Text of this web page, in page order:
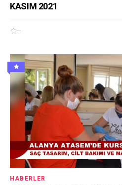
KASIM 2021
--
HABERLER